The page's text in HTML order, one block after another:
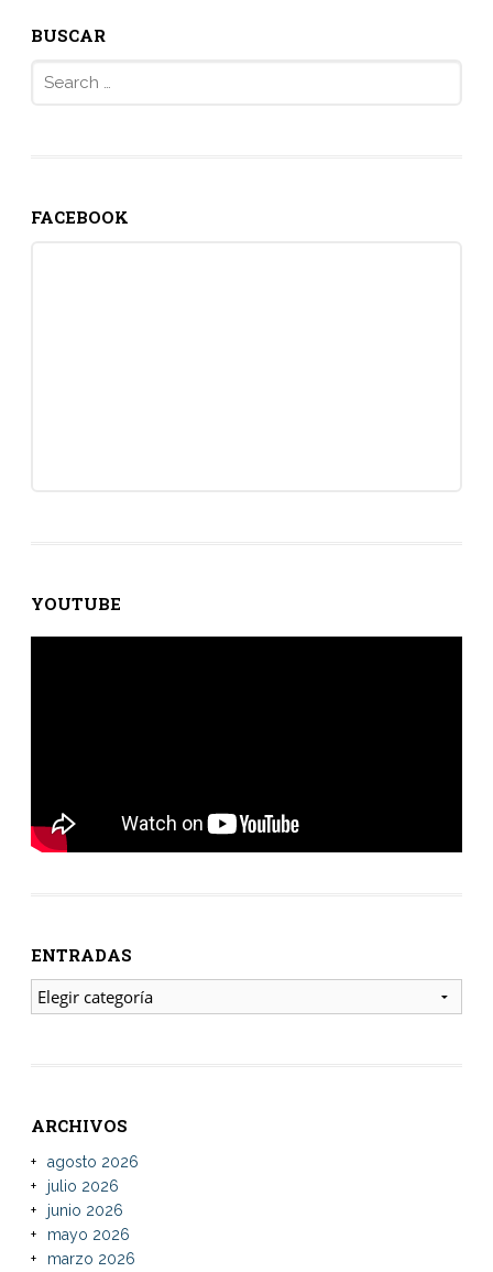
BUSCAR
for:
FACEBOOK
YOUTUBE
ENTRADAS
ENTRADAS
ARCHIVOS
agosto 2026
julio 2026
junio 2026
mayo 2026
marzo 2026